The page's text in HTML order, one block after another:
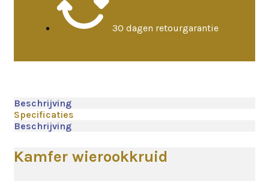
30 dagen retourgarantie
Beschrijving
Specificaties
Beschrijving
Kamfer wierookkruid